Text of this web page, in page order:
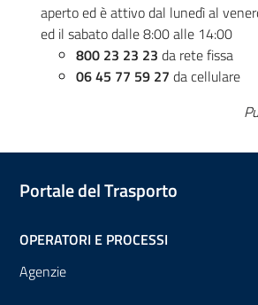
aperto ed è attivo dal lunedì al
ed il sabato dalle 8:00 alle 14:00
800 23 23 23 da rete fissa
06 45 77 59 27 da cellulare
Portale del Trasporto
OPERATORI E PROCESSI
Agenzie